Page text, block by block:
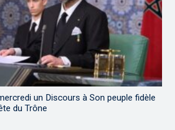
un Discours à Son peuple fidèle
du Trône